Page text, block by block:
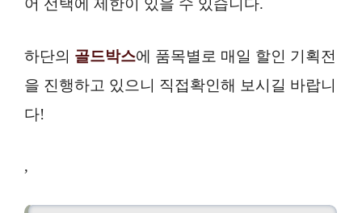
하단의 골드박스에 품목별로 매일 할인 기획전
을 진행하고 있으니 직접확인해 보시길 바랍니
다!
,